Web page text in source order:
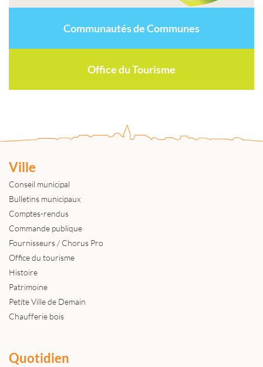
Communautés de Communes
Office du Tourisme
Ville
Conseil municipal
Bulletins municipaux
Comptes-rendus
Commande publique
Fournisseurs / Chorus Pro
Office du tourisme
Histoire
Patrimoine
Petite Ville de Demain
Chaufferie bois
Quotidien